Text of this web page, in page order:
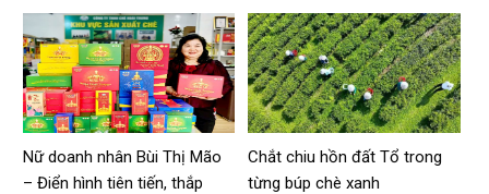
Nữ doanh nhân Bùi Thị Mão
– Điển hình tiên tiến, thắp
Chắt chiu hồn đất Tổ trong
từng búp chè xanh